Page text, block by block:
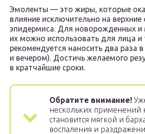
Эмоленты — это жиры, которые
влияние исключительно на верхние
эпидермиса. Для новорожденных и
их можно использовать для лица и
рекомендуется наносить два раза
и вечером). Достичь желаемого
в кратчайшие сроки.
Обратите внимание!
нескольких применений
становится мягкой и
воспаления и